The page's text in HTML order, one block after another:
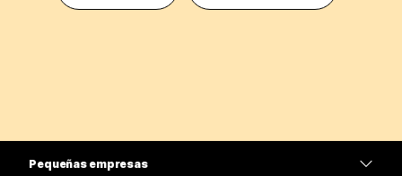
Pequeñas empresas